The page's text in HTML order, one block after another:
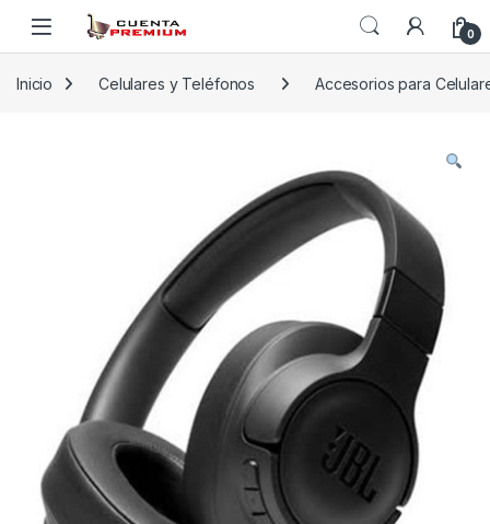
Skip to navigation
Skip to content
0
Inicio Celulares y Teléfonos Accesorios para